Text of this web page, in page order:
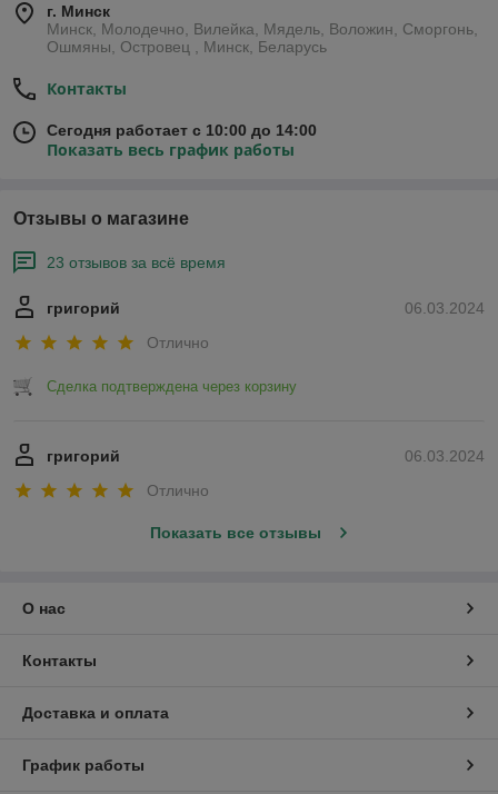
г. Минск
Минск, Молодечно, Вилейка, Мядель, Воложин, Сморгонь,
Ошмяны, Островец , Минск, Беларусь
Контакты
Сегодня работает с 10:00 до 14:00
Показать весь график работы
Отзывы о магазине
23 отзывов за всё время
06.03.2024
григорий
Отлично
Сделка подтверждена через корзину
06.03.2024
григорий
Отлично
Показать все отзывы
О нас
Контакты
Доставка и оплата
График работы